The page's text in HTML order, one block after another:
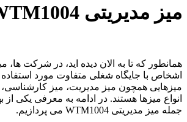
میز مدیریتی WTM1004
همانطور که تا به الان دیده اید، در شرکت ها،
اشخاص با جایگاه شغلی متفاوت مورد
میزهایی همچون میز مدیریت، میز
انواع میزها هستند. در ادامه به معرفی یکی از
جمله میز مدیریتی WTM1004 می پردازیم.